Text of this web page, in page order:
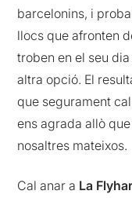
barcelonins, i
llocs que afronten
troben en el seu
altra opció. El
que segurament
ens agrada allò
nosaltres mateixos.
Cal anar a La